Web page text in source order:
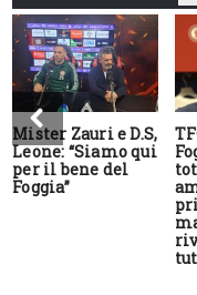
Mister Zauri e D.S,
Leone: “Siamo qui
per il bene del
Foggia”